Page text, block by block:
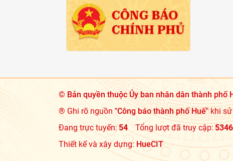
© Bản quyền thuộc Ủy ban nhân dân thành phố
® Ghi rõ nguồn "Công báo thành phố Huế"khi sử
Đang trực tuyến: 54 Tổng lượt đã truy cập:
Thiết kế và xây dựng: HueCIT